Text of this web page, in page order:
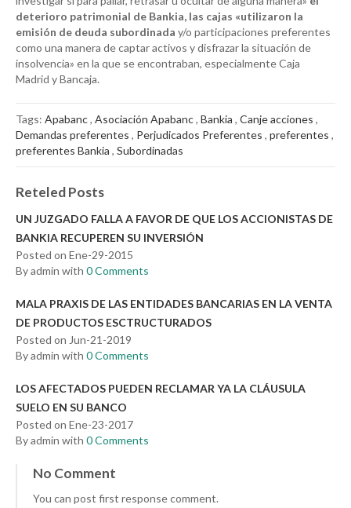
deterioro patrimonial de Bankia, las cajas «utilizaron la
emisión de deuda subordinada y/o participaciones preferentes
como una manera de captar activos y disfrazar la situación de
insolvencia» en la que se encontraban, especialmente Caja
Madrid y Bancaja.
Tags: Apabanc, Asociación Apabanc, Bankia , Canje acciones ,
Demandas preferentes , Perjudicados Preferentes , preferentes ,
preferentes Bankia , Subordinadas
Reteled Posts
UN JUZGADO FALLA A FAVOR DE QUE LOS ACCIONISTAS DE
BANKIA RECUPEREN SU INVERSIÓN
Posted on Ene-29-2015
By admin with 0 Comments
MALA PRAXIS DE LAS ENTIDADES BANCARIAS EN LA VENTA
DE PRODUCTOS ESCTRUCTURADOS
Posted on Jun-21-2019
By admin with 0 Comments
LOS AFECTADOS PUEDEN RECLAMAR YA LA CLÁUSULA
SUELO EN SU BANCO
Posted on Ene-23-2017
By admin with 0 Comments
No Comment
You can post first response comment.